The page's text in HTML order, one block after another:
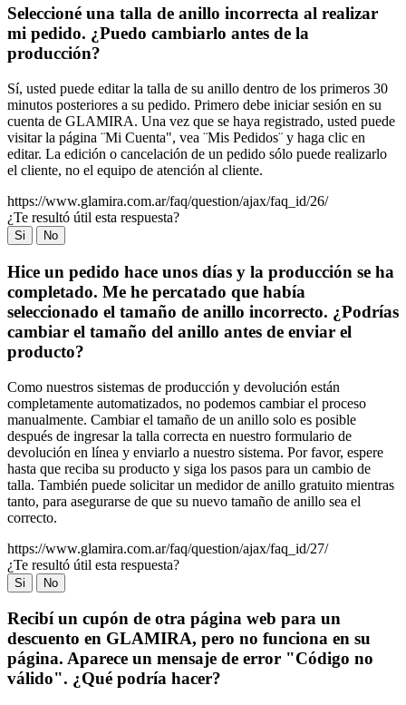
Seleccioné una talla de anillo incorrecta al realizar
mi pedido. ¿Puedo cambiarlo antes de la
producción?
Sí, usted puede editar la talla de su anillo dentro de los primeros 30
minutos posteriores a su pedido. Primero debe iniciar sesión en su
cuenta de GLAMIRA. Una vez que se haya registrado, usted puede
visitar la página ¨Mi Cuenta", vea ¨Mis Pedidos¨ y haga clic en
editar. La edición o cancelación de un pedido sólo puede realizarlo
el cliente, no el equipo de atención al cliente.
https://www.glamira.com.ar/faq/question/ajax/faq_id/26/
¿Te resultó útil esta respuesta?
Si No
Hice un pedido hace unos días y la producción se ha
completado. Me he percatado que había
seleccionado el tamaño de anillo incorrecto. ¿Podrías
cambiar el tamaño del anillo antes de enviar el
producto?
Como nuestros sistemas de producción y devolución están
completamente automatizados, no podemos cambiar el proceso
manualmente. Cambiar el tamaño de un anillo solo es posible
después de ingresar la talla correcta en nuestro formulario de
devolución en línea y enviarlo a nuestro sistema. Por favor, espere
hasta que reciba su producto y siga los pasos para un cambio de
talla. También puede solicitar un medidor de anillo gratuito mientras
tanto, para asegurarse de que su nuevo tamaño de anillo sea el
correcto.
https://www.glamira.com.ar/faq/question/ajax/faq_id/27/
¿Te resultó útil esta respuesta?
Si No
Recibí un cupón de otra página web para un
descuento en GLAMIRA, pero no funciona en su
página. Aparece un mensaje de error "Código no
válido". ¿Qué podría hacer?